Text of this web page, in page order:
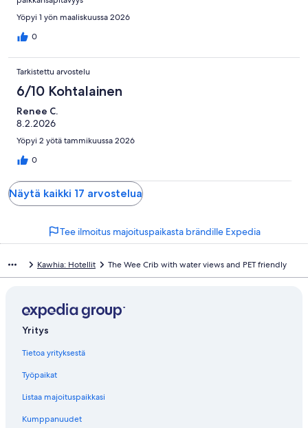
Yöpyi 1 yön maaliskuussa 2026
0
Tarkistettu arvostelu
6/10 Kohtalainen
Renee C.
8.2.2026
Yöpyi 2 yötä tammikuussa 2026
0
Näytä kaikki 17 arvostelua
Tee ilmoitus majoituspaikasta brändille Expedia
Kawhia: Hotellit The Wee Crib with water views and PET friendly
Yritys
Tietoa yrityksestä
Työpaikat
Listaa majoituspaikkasi
Kumppanuudet